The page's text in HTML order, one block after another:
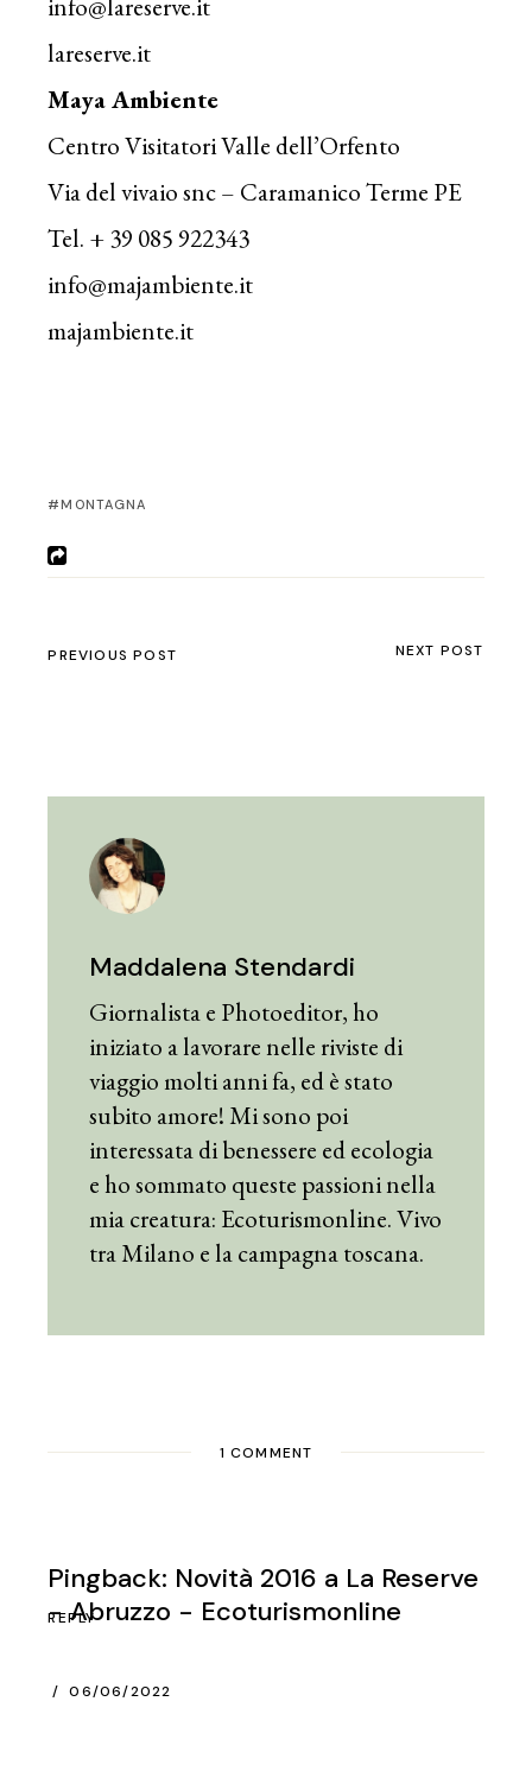
lareserve.it
Maya Ambiente
Centro Visitatori Valle dell’Orfento
Via del vivaio snc – Caramanico Terme PE
Tel. + 39 085 922343
info@majambiente.it
majambiente.it
MONTAGNA
PREVIOUS POST NEXT POST
Maddalena Stendardi
Giornalista e Photoeditor, ho
iniziato a lavorare nelle riviste di
viaggio molti anni fa, ed è stato
subito amore! Mi sono poi
interessata di benessere ed ecologia
e ho sommato queste passioni nella
mia creatura: Ecoturismonline. Vivo
tra Milano e la campagna toscana.
1 COMMENT
Pingback: Novità 2016 a La Reserve
- Abruzzo - Ecoturismonline
06/06/2022
REPLY